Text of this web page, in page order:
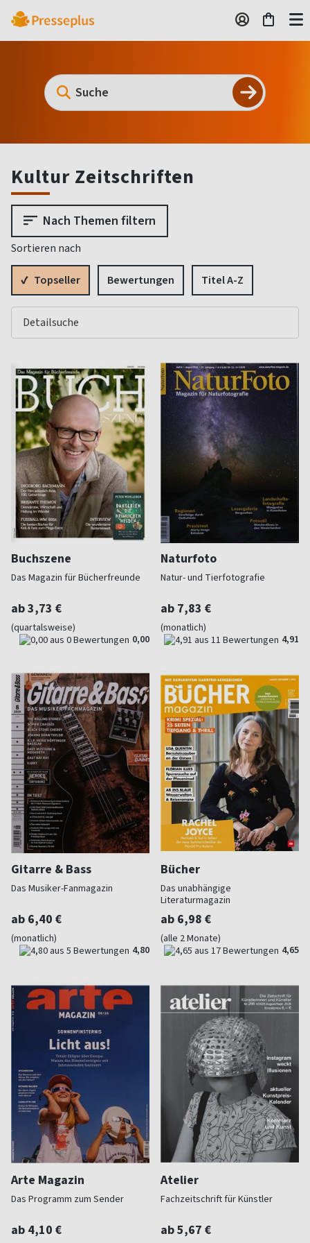
Kultur Zeitschriften
Nach Themen filtern
Sortieren nach
Topseller Bewertungen Titel A-Z
Buchszene
Das Magazin für Bücherfreunde
ab 3,73 €
(quartalsweise)
0,00
Naturfoto
Natur- und Tierfotografie
ab 7,83 €
(monatlich)
4,91
Gitarre & Bass
Das Musiker-Fanmagazin
ab 6,40 €
(monatlich)
4,80
Bücher
Das unabhängige
Literaturmagazin
ab 6,98 €
(alle 2 Monate)
4,65
Arte Magazin
Das Programm zum Sender
ab 4,10 €
Atelier
Fachzeitschrift für Künstler
ab 5,67 €